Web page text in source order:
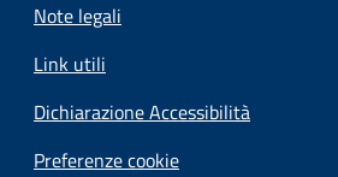
Note legali
Link utili
Dichiarazione Accessibilità
Preferenze cookie